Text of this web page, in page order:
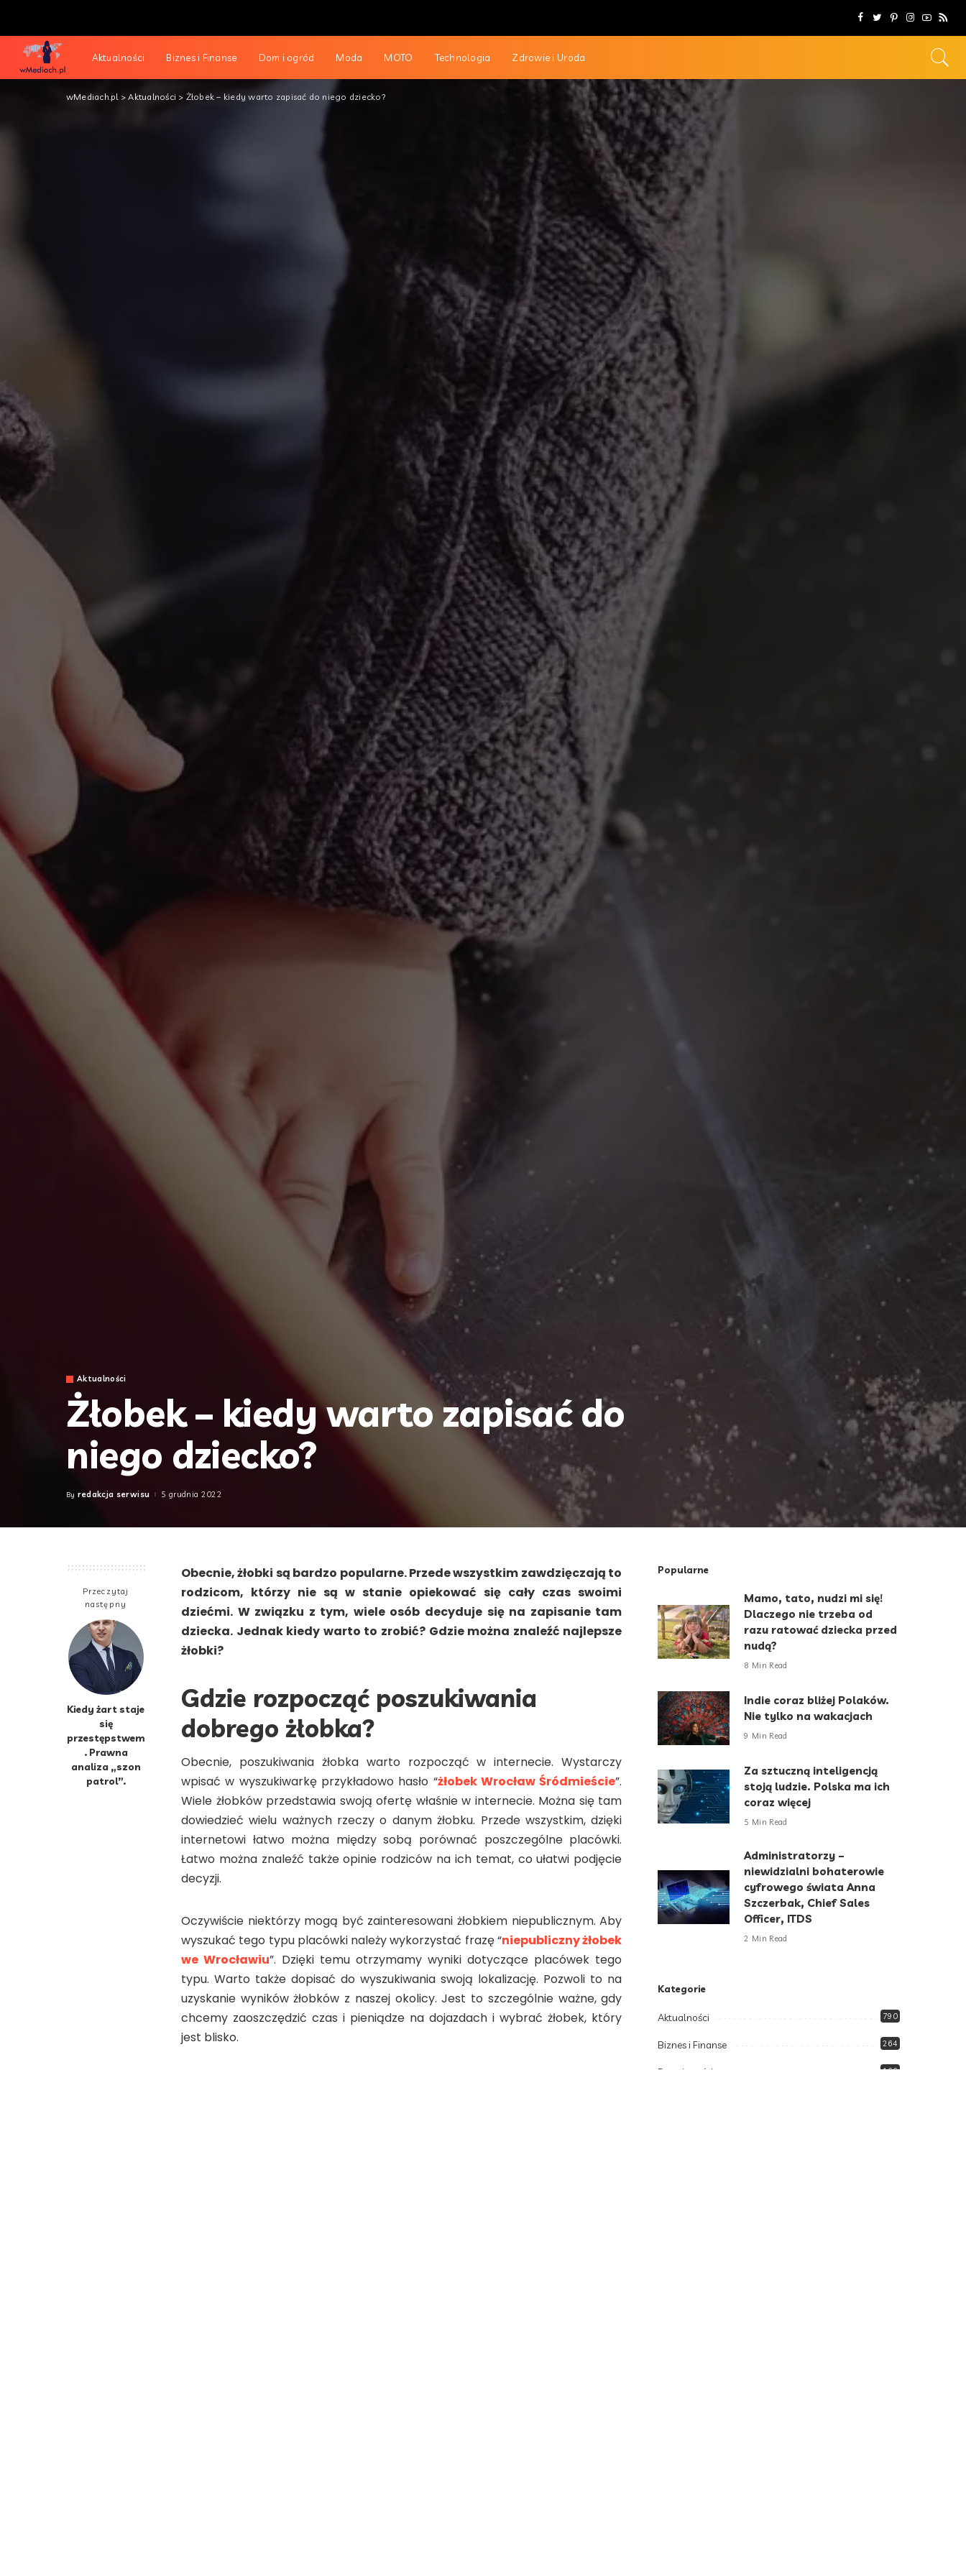
Aktualności Biznes i Finanse Dom i ogród Moda MOTO Technologia Zdrowie i Uroda
wMediach.pl>Aktualności > Żłobek – kiedy warto zapisać do niego dziecko?
Aktualności
Żłobek – kiedy warto zapisać do
niego dziecko?
Posted
By redakcja serwisu 5 grudnia 2022
Przeczytaj
następny
Kiedy żart staje
się
przestępstwem
. Prawna
analiza „szon
patrol”.
Obecnie, żłobki są bardzo popularne. Przede wszystkim zawdzięczają to
rodzicom, którzy nie są w stanie opiekować się cały czas swoimi
dziećmi. W związku z tym, wiele osób decyduje się na zapisanie tam
dziecka. Jednak kiedy warto to zrobić? Gdzie można znaleźć najlepsze
żłobki?
Gdzie rozpocząć poszukiwania
dobrego żłobka?
Obecnie, poszukiwania żłobka warto rozpocząć w internecie. Wystarczy
wpisać w wyszukiwarkę przykładowo hasło “żłobek Wrocław Śródmieście”.
Wiele żłobków przedstawia swoją ofertę właśnie w internecie. Można się tam
dowiedzieć wielu ważnych rzeczy o danym żłobku. Przede wszystkim, dzięki
internetowi łatwo można między sobą porównać poszczególne placówki.
Łatwo można znaleźć także opinie rodziców na ich temat, co ułatwi podjęcie
decyzji.
Oczywiście niektórzy mogą być zainteresowani żłobkiem niepublicznym. Aby
wyszukać tego typu placówki należy wykorzystać frazę “niepubliczny żłobek
we Wrocławiu”. Dzięki temu otrzymamy wyniki dotyczące placówek tego
typu. Warto także dopisać do wyszukiwania swoją lokalizację. Pozwoli to na
uzyskanie wyników żłobków z naszej okolicy. Jest to szczególnie ważne, gdy
chcemy zaoszczędzić czas i pieniądze na dojazdach i wybrać żłobek, który
jest blisko.
Popularne
Mamo, tato, nudzi mi się!
Dlaczego nie trzeba od
razu ratować dziecka przed
nudą?
8 Min Read
Indie coraz bliżej Polaków.
Nie tylko na wakacjach
9 Min Read
Za sztuczną inteligencją
stoją ludzie. Polska ma ich
coraz więcej
5 Min Read
Administratorzy –
niewidzialni bohaterowie
cyfrowego świata Anna
Szczerbak, Chief Sales
Officer, ITDS
2 Min Read
Kategorie
Aktualności 790
Biznes i Finanse 264
Dom i ogród 166